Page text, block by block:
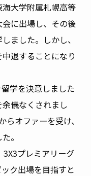
大学附属札幌高等
に出場し、その後
ました。しかし、
退することになり
学を決意しました
儀なくされまし
オファーを受け、
。
プレミアリーグ
ク出場を目指すと